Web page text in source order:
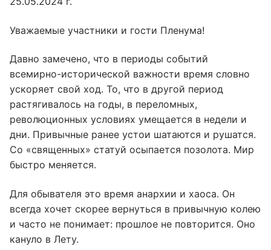
Уважаемые участники и гости Пленума!
Давно замечено, что в периоды событий
всемирно-исторической важности время словно
ускоряет свой ход. То, что в другой период
растягивалось на годы, в переломных,
революционных условиях умещается в недели и
дни. Привычные ранее устои шатаются и рушатся.
Со «священных» статуй осыпается позолота. Мир
быстро меняется.
Для обывателя это время анархии и хаоса. Он
всегда хочет скорее вернуться в привычную колею
и часто не понимает: прошлое не повторится. Оно
кануло в Лету.